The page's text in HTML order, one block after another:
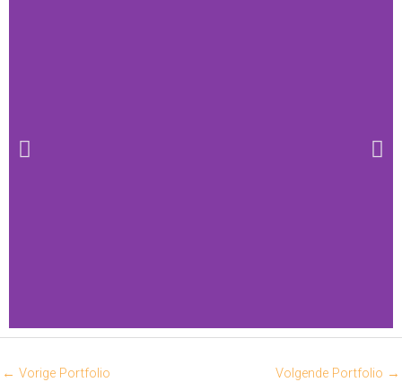
Niels
← Vorige Portfolio Volgende Portfolio →